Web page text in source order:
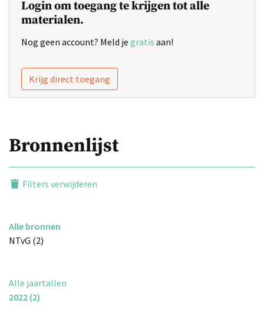
Login om toegang te krijgen tot alle
materialen.
Nog geen account? Meld je gratis aan!
Krijg direct toegang
Bronnenlijst
Filters verwijderen
Alle bronnen
NTvG (2)
Alle jaartallen
2022 (2)